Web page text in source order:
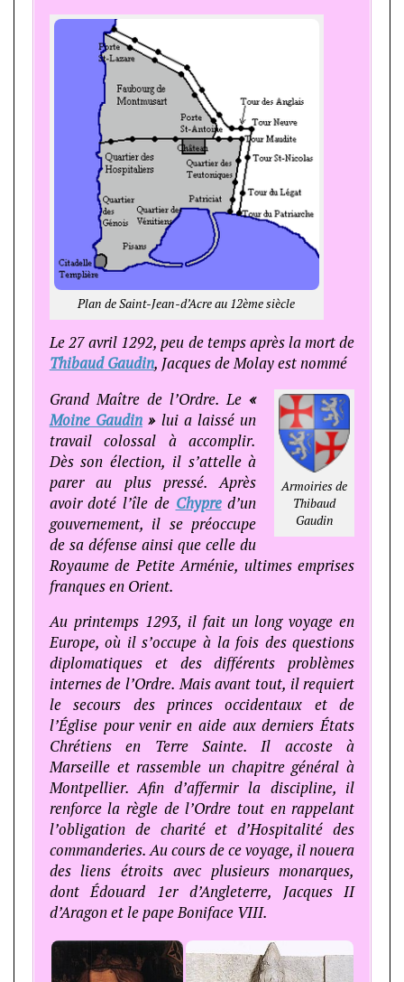
Plan de Saint-Jean-d’Acre au 12ème siècle
Le 27 avril 1292, peu de temps après la mort de
Thibaud Gaudin, Jacques de Molay est nommé
Armoiries de
Thibaud
Gaudin
Grand Maître de l’Ordre. Le«
Moine Gaudin »lui a laissé un
travail colossal à accomplir.
Dès son élection, il s’attelle à
parer au plus pressé. Après
avoir doté l’île de Chypred’un
gouvernement, il se préoccupe
de sa défense ainsi que celle du
Royaume de Petite Arménie, ultimes emprises
franques en Orient.
Au printemps 1293, il fait un long voyage en
Europe, où il s’occupe à la fois des questions
diplomatiques et des différents problèmes
internes de l’Ordre. Mais avant tout, il requiert
le secours des princes occidentaux et de
l’Église pour venir en aide aux derniers États
Chrétiens en Terre Sainte. Il accoste à
Marseille et rassemble un chapitre général à
Montpellier. Afin d’affermir la discipline, il
renforce la règle de l’Ordre tout en rappelant
l’obligation de charité et d’Hospitalité des
commanderies. Au cours de ce voyage, il nouera
des liens étroits avec plusieurs monarques,
dont Édouard 1er d’Angleterre, Jacques II
d’Aragon et le pape Boniface VIII.